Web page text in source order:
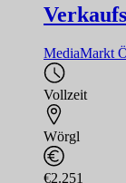
MediaMarkt
Vollzeit
Wörgl
€2.251